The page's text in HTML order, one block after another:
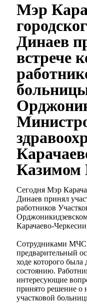
Мэр
Динаев
встрече
Сегодня Мэр
Динаев принял
работников
Карачаево-
Сотрудниками МЧС
предварительный
ходе которого была
состоянию.
интересующие
принято решение о
участковой